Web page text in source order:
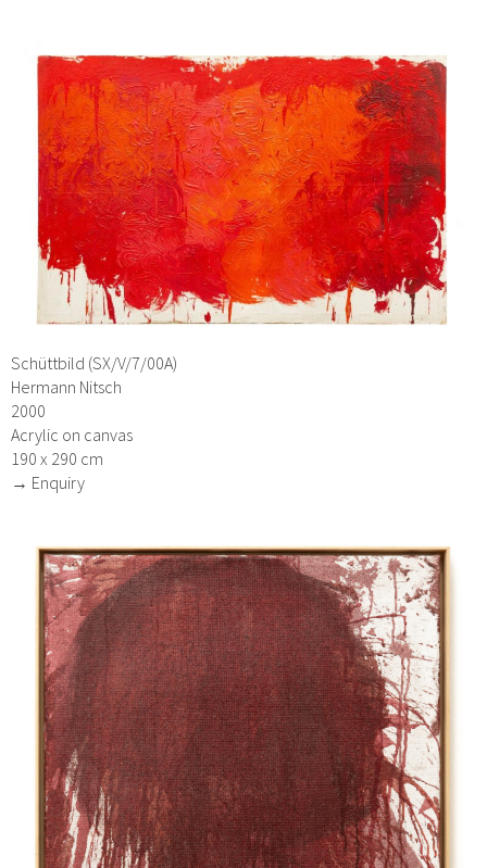
Schüttbild (SX/V/7/00A)
Hermann Nitsch
2000
Acrylic on canvas
190 x 290 cm
→ Enquiry